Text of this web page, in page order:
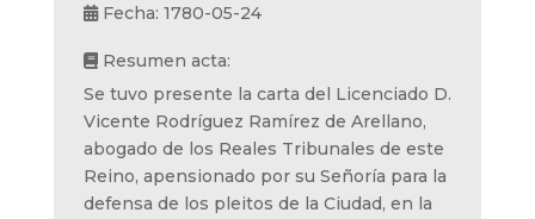
Fecha: 1780-05-24
Resumen acta:
Se tuvo presente la carta del Licenciado D.
Vicente Rodríguez Ramírez de Arellano,
abogado de los Reales Tribunales de este
Reino, apensionado por su Señoría para la
defensa de los pleitos de la Ciudad, en la